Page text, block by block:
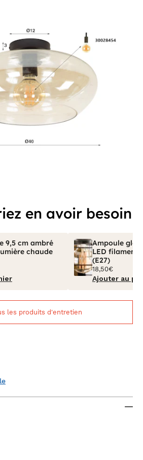
en avoir besoin
9,5 cm ambré
chaude
Ampoule
LED filament
(E27)
18,50€
Ajouter au
les produits d'entretien